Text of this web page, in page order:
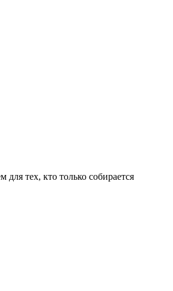
тех, кто только собирается